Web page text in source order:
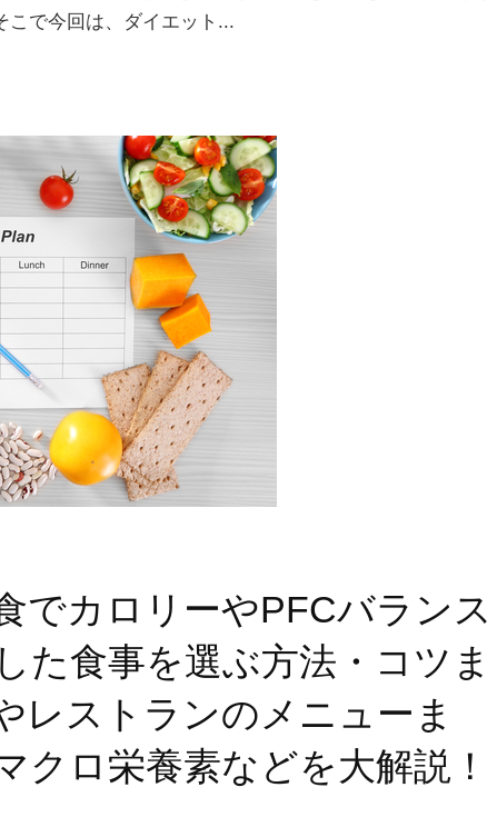
こで今回は、ダイエット...
でカロリーやPFCバランス
た食事を選ぶ方法・コツま
レストランのメニューま
クロ栄養素などを大解説！